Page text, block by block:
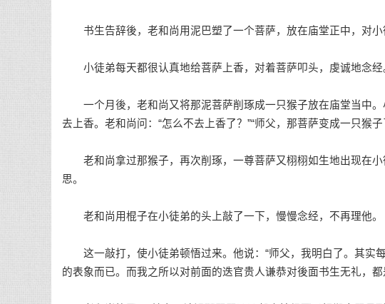
书生告辞後，老和尚用泥巴塑了一个菩萨，放在庙堂正中，对小
小徒弟每天都很认真地给菩萨上香，对着菩萨叩头，虔诚地念经
一个月後，老和尚又将那泥菩萨削琢成一只猴子放在庙堂当中。
去上香。老和尚问：“怎么不去上香了？”“师父，那菩萨变成一只猴子
老和尚拿过那猴子，再次削琢，一尊菩萨又栩栩如生地出现在小
思。
老和尚用棍子在小徒弟的头上敲了一下，慢慢念经，不再理他。
这一敲打，使小徒弟顿悟过来。他说：“师父，我明白了。其实
的表象而已。而我之所以对前面的迭官贵人谦恭对後面书生无礼，